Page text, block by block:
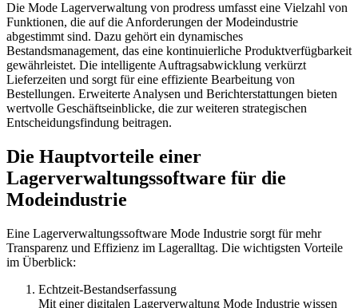
Die Mode Lagerverwaltung von prodress umfasst eine Vielzahl von
Funktionen, die auf die Anforderungen der Modeindustrie
abgestimmt sind. Dazu gehört ein dynamisches
Bestandsmanagement, das eine kontinuierliche Produktverfügbarkeit
gewährleistet. Die intelligente Auftragsabwicklung verkürzt
Lieferzeiten und sorgt für eine effiziente Bearbeitung von
Bestellungen. Erweiterte Analysen und Berichterstattungen bieten
wertvolle Geschäftseinblicke, die zur weiteren strategischen
Entscheidungsfindung beitragen.
Die Hauptvorteile einer
Lagerverwaltungssoftware für die
Modeindustrie
Eine Lagerverwaltungssoftware Mode Industrie sorgt für mehr
Transparenz und Effizienz im Lageralltag. Die wichtigsten Vorteile
im Überblick:
Echtzeit-Bestandserfassung
Mit einer digitalen Lagerverwaltung Mode Industrie wissen